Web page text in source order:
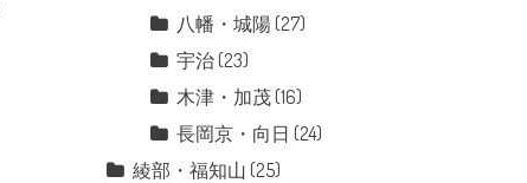
八幡・城陽 (27)
宇治 (23)
木津・加茂 (16)
長岡京・向日 (24)
綾部・福知山 (25)